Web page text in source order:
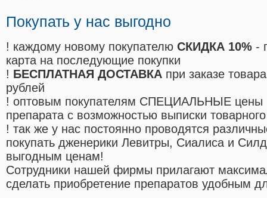
Покупать у нас выгодно
! каждому новому покупателю СКИДКА 10% -
карта на последующие покупки
! БЕСПЛАТНАЯ ДОСТАВКА при заказе
рублей
! оптовым покупателям СПЕЦИАЛЬНЫЕ цены
препарата с возможностью выписки
! так же у нас постоянно проводятся
покупать дженерики Левитры, Сиалиса и
выгодным ценам!
Cотрудники нашей фирмы прилагают
сделать приобретение препаратов удобным